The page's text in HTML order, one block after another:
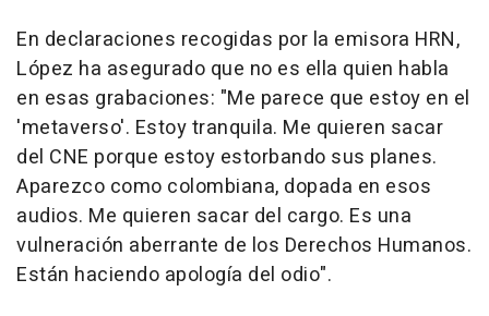
En declaraciones recogidas por la emisora HRN,
López ha asegurado que no es ella quien habla
en esas grabaciones: "Me parece que estoy en el
'metaverso'. Estoy tranquila. Me quieren sacar
del CNE porque estoy estorbando sus planes.
Aparezco como colombiana, dopada en esos
audios. Me quieren sacar del cargo. Es una
vulneración aberrante de los Derechos Humanos.
Están haciendo apología del odio".